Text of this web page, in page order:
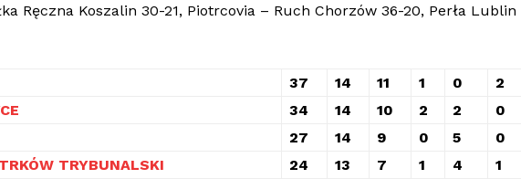
Ręczna Koszalin 30-21, Piotrcovia – Ruch Chorzów 36-20, Perła Lublin
37 14 11 1 0
2
34 14 10 2 2
0
27 14 9 0 5
0
TRYBUNALSKI 24 13 7 1 4
1